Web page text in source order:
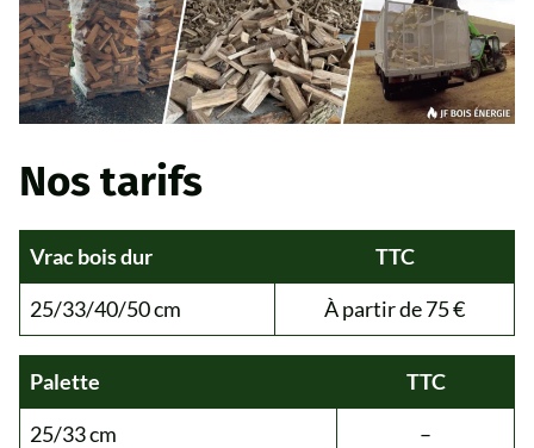
Nos tarifs
Vrac bois dur
TTC
25/33/40/50 cm
À partir de 75 €
Palette
TTC
25/33 cm
–